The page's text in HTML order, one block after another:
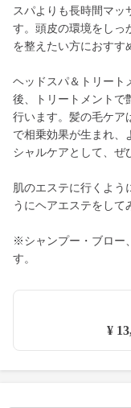
スパよりも長時間マッ
す。頭皮の環境をしっ
を整えたい方におすす
ヘッドスパ＆トリート
後、トリートメントで
行います。髪の毛ケア
で相乗効果が生まれ、
シャルケアとして、ぜ
肌のエステに行くよう
うにヘアエステをして
※シャンプー・ブロー
す。
¥